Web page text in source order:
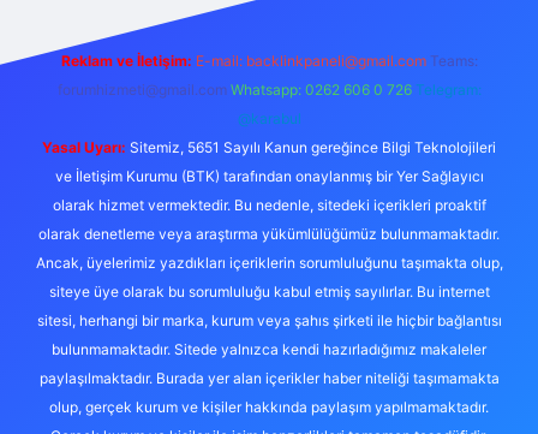
Reklam ve İletişim: E-mail: backlinkpaneli@gmail.com Teams:
forumhizmeti@gmail.com Whatsapp: 0262 606 0 726 Telegram:
@karabul
Yasal Uyarı: Sitemiz, 5651 Sayılı Kanun gereğince Bilgi Teknolojileri
ve İletişim Kurumu (BTK) tarafından onaylanmış bir Yer Sağlayıcı
olarak hizmet vermektedir. Bu nedenle, sitedeki içerikleri proaktif
olarak denetleme veya araştırma yükümlülüğümüz bulunmamaktadır.
Ancak, üyelerimiz yazdıkları içeriklerin sorumluluğunu taşımakta olup,
siteye üye olarak bu sorumluluğu kabul etmiş sayılırlar. Bu internet
sitesi, herhangi bir marka, kurum veya şahıs şirketi ile hiçbir bağlantısı
bulunmamaktadır. Sitede yalnızca kendi hazırladığımız makaleler
paylaşılmaktadır. Burada yer alan içerikler haber niteliği taşımamakta
olup, gerçek kurum ve kişiler hakkında paylaşım yapılmamaktadır.